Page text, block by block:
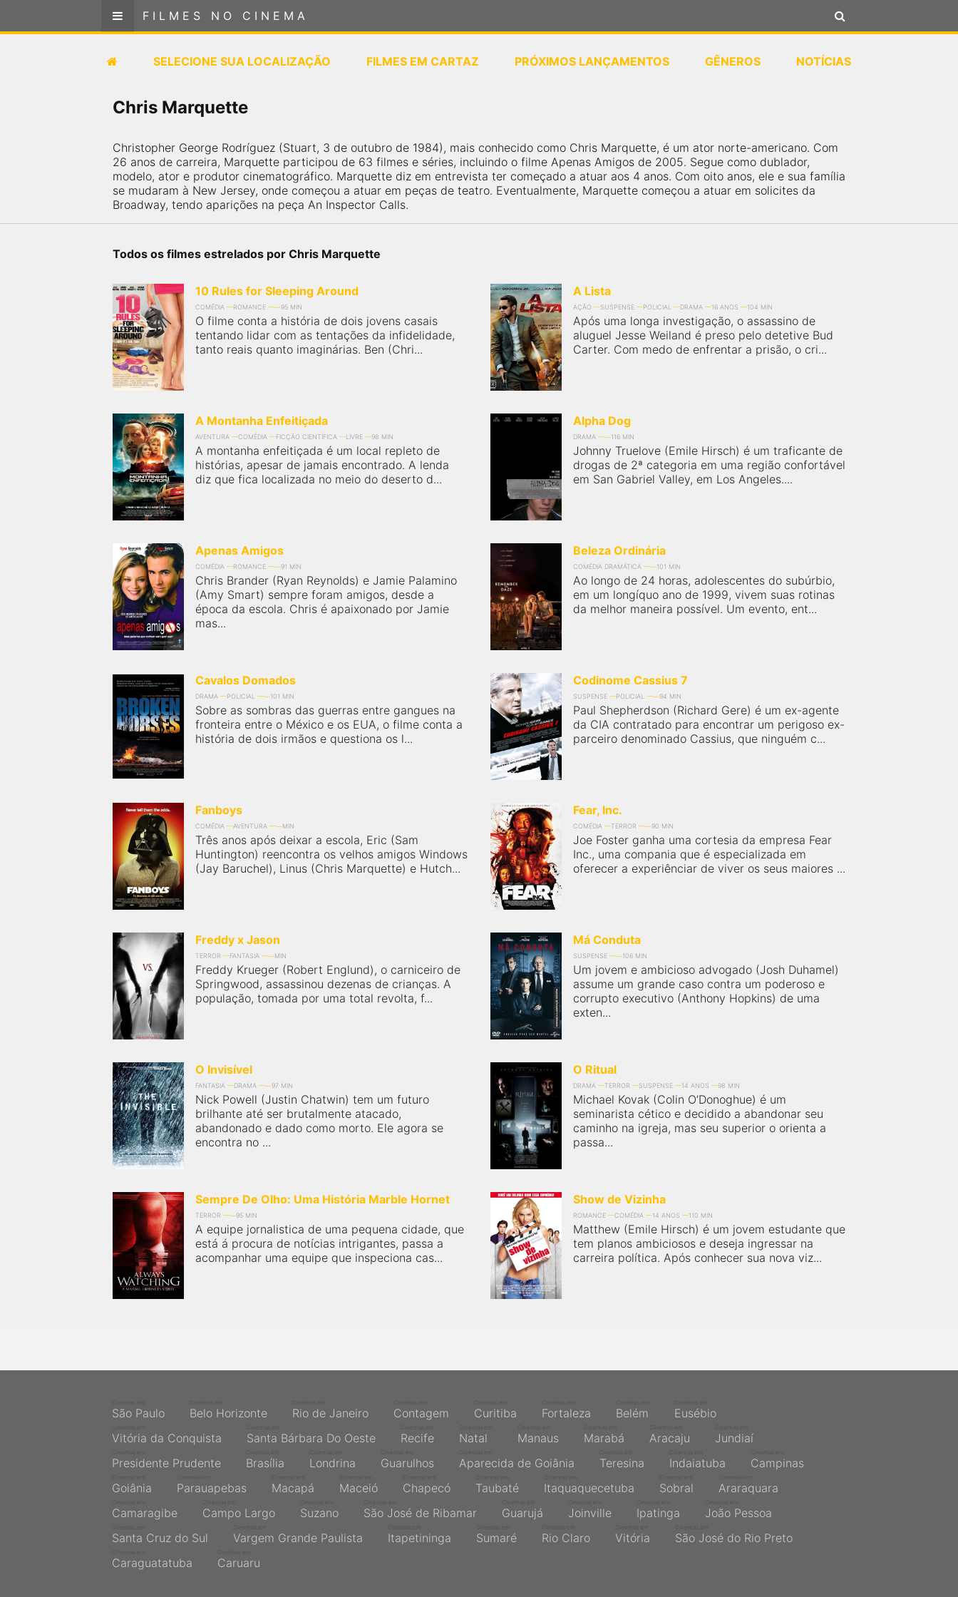
FILMES NO CINEMA
SELECIONE SUA LOCALIZAÇÃO FILMES EM CARTAZ PRÓXIMOS LANÇAMENTOS GÊNEROS NOTÍCIAS
Chris Marquette
Christopher George Rodríguez (Stuart, 3 de outubro de 1984), mais conhecido como Chris Marquette, é um ator norte-americano. Com
26 anos de carreira, Marquette participou de 63 filmes e séries, incluindo o filme Apenas Amigos de 2005. Segue como dublador,
modelo, ator e produtor cinematográfico. Marquette diz em entrevista ter começado a atuar aos 4 anos. Com oito anos, ele e sua família
se mudaram à New Jersey, onde começou a atuar em peças de teatro. Eventualmente, Marquette começou a atuar em solicites da
Broadway, tendo aparições na peça An Inspector Calls.
Todos os filmes estrelados por Chris Marquette
10 Rules for Sleeping Around
COMÉDIA ROMANCE 95 MIN
O filme conta a história de dois jovens casais
tentando lidar com as tentações da infidelidade,
tanto reais quanto imaginárias. Ben (Chri...
A Lista
AÇÃO SUSPENSE POLICIAL DRAMA 16 ANOS 104 MIN
Após uma longa investigação, o assassino de
aluguel Jesse Weiland é preso pelo detetive Bud
Carter. Com medo de enfrentar a prisão, o cri...
A Montanha Enfeitiçada
AVENTURA COMÉDIA FICÇÃO CIENTÍFICA LIVRE 98 MIN
A montanha enfeitiçada é um local repleto de
histórias, apesar de jamais encontrado. A lenda
diz que fica localizada no meio do deserto d...
Alpha Dog
DRAMA 116 MIN
Johnny Truelove (Emile Hirsch) é um traficante de
drogas de 2ª categoria em uma região confortável
em San Gabriel Valley, em Los Angeles....
Apenas Amigos
COMÉDIA ROMANCE 91 MIN
Chris Brander (Ryan Reynolds) e Jamie Palamino
(Amy Smart) sempre foram amigos, desde a
época da escola. Chris é apaixonado por Jamie
mas...
Beleza Ordinária
COMÉDIA DRAMÁTICA 101 MIN
Ao longo de 24 horas, adolescentes do subúrbio,
em um longíquo ano de 1999, vivem suas rotinas
da melhor maneira possível. Um evento, ent...
Cavalos Domados
DRAMA POLICIAL 101 MIN
Sobre as sombras das guerras entre gangues na
fronteira entre o México e os EUA, o filme conta a
história de dois irmãos e questiona os l...
Codinome Cassius 7
SUSPENSE POLICIAL 94 MIN
Paul Shepherdson (Richard Gere) é um ex-agente
da CIA contratado para encontrar um perigoso ex-
parceiro denominado Cassius, que ninguém c...
Fanboys
COMÉDIA AVENTURA MIN
Três anos após deixar a escola, Eric (Sam
Huntington) reencontra os velhos amigos Windows
(Jay Baruchel), Linus (Chris Marquette) e Hutch...
Fear, Inc.
COMÉDIA TERROR 90 MIN
Joe Foster ganha uma cortesia da empresa Fear
Inc., uma compania que é especializada em
oferecer a experiênciar de viver os seus maiores ...
Freddy x Jason
TERROR FANTASIA MIN
Freddy Krueger (Robert Englund), o carniceiro de
Springwood, assassinou dezenas de crianças. A
população, tomada por uma total revolta, f...
Má Conduta
SUSPENSE 106 MIN
Um jovem e ambicioso advogado (Josh Duhamel)
assume um grande caso contra um poderoso e
corrupto executivo (Anthony Hopkins) de uma
exten...
O Invisível
FANTASIA DRAMA 97 MIN
Nick Powell (Justin Chatwin) tem um futuro
brilhante até ser brutalmente atacado,
abandonado e dado como morto. Ele agora se
encontra no ...
O Ritual
DRAMA TERROR SUSPENSE 14 ANOS 98 MIN
Michael Kovak (Colin O’Donoghue) é um
seminarista cético e decidido a abandonar seu
caminho na igreja, mas seu superior o orienta a
passa...
Sempre De Olho: Uma História Marble Hornet
TERROR 95 MIN
A equipe jornalistica de uma pequena cidade, que
está á procura de notícias intrigantes, passa a
acompanhar uma equipe que inspeciona cas...
Show de Vizinha
ROMANCE COMÉDIA 14 ANOS 110 MIN
Matthew (Emile Hirsch) é um jovem estudante que
tem planos ambiciosos e deseja ingressar na
carreira política. Após conhecer sua nova viz...
São Paulo Belo Horizonte Rio de Janeiro Contagem Curitiba Fortaleza Belém Eusébio
Vitória da Conquista Santa Bárbara Do Oeste Recife Natal Manaus Marabá Aracaju Jundiaí
Presidente Prudente Brasília Londrina Guarulhos Aparecida de Goiânia Teresina Indaiatuba Campinas
Goiânia Parauapebas Macapá Maceió Chapecó Taubaté Itaquaquecetuba Sobral Araraquara
Camaragibe Campo Largo Suzano São José de Ribamar Guarujá Joinville Ipatinga João Pessoa
Santa Cruz do Sul Vargem Grande Paulista Itapetininga Sumaré Rio Claro Vitória São José do Rio Preto
Caraguatatuba Caruaru
FILMES NO CINEMA
SELECIONE SUA LOCALIZAÇÃO
é o maior localizador de
filmes e sessões de cinema no Brasil. Através dele,
você pode encontrar os filmes no cinema mais
próximos a você ou a qualquer cidade em território
brasileiro. Você pode também acessar informações
sobre cinemas, horários, assistir aos trailers e muito